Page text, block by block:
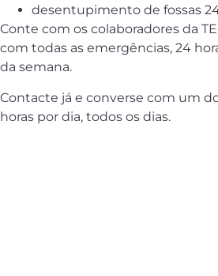
desentupimento de fossas
Conte com os colaboradores da
com todas as emergências, 24
da semana.
Contacte já e converse com um
horas por dia, todos os dias.